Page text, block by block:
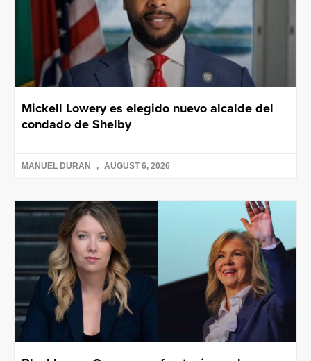
Mickell Lowery es elegido nuevo alcalde del
condado de Shelby
MANUEL DURAN AUGUST 6, 2026